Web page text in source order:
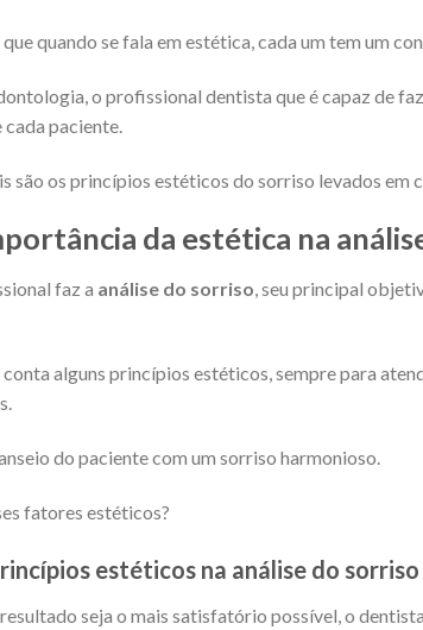
quando se fala em estética, cada um tem um
o profissional dentista que é capaz de
paciente.
são os princípios estéticos do sorriso levados em
da estética na
faz a análise do sorriso, seu principal
conta alguns princípios estéticos, sempre para
do paciente com um sorriso harmonioso.
fatores estéticos?
estéticos na análise do sorriso
seja o mais satisfatório possível, o